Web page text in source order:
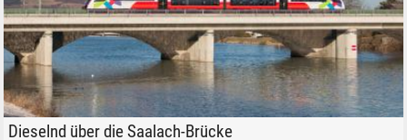
Ein Dieseltriebwagen der Baureihe 642 auf der Saalach-Brücke, am 1.
Dieselnd über die Saalach-Brücke